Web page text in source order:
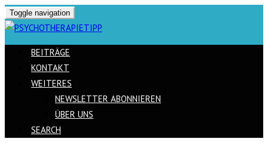
Toggle navigation
BEITRÄGE
KONTAKT
WEITERES
NEWSLETTER ABONNIEREN
ÜBER UNS
SEARCH